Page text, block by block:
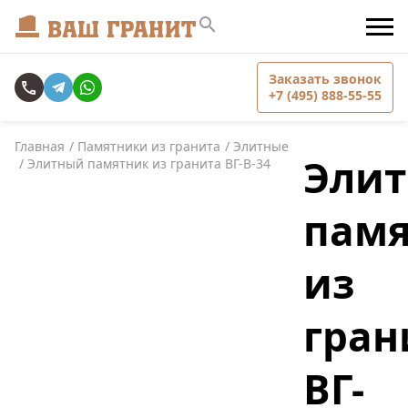
Заказать звонок
+7 (495) 888-55-55
Главная Памятники из гранита
Элитные
Элитный памятник из гранита ВГ-В-34
из
ВГ-